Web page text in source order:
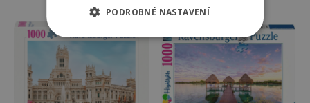
PODROBNÉ NASTAVENÍ